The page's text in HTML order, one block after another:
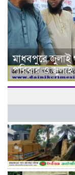
মাধবপুরে জুলাই
পরিবার ও জুলাই